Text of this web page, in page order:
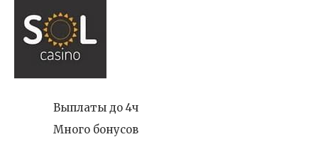
Выплаты до 4ч
Много бонусов